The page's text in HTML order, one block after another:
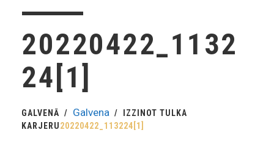
20220422_1132
24[1]
GALVENĀ Galvena
IZZINOT TULKA
KARJERU20220422_113224[1]